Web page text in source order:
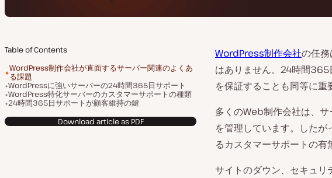
Table of Contents
WordPress制作会社が直面するサーバー関連のよくあ
る課題
WordPressに強いサーバーの24時間365日サポート
WordPress特化サーバーのカスタマーサポートの種類
24時間365日サポートが顧客維持の鍵
Download article as PDF
WordPress制作会社の任
はありません。24時間365
を保証することも同等に重
多くのWeb制作会社は、
を管理しています。した
るカスタマーサポートの有
サイトのダウン、セキュリ